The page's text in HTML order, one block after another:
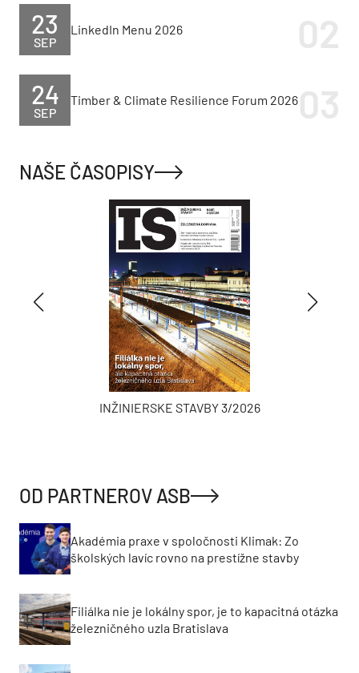
SEP
23 LinkedIn Menu 2026
SEP
24 Timber & Climate Resilience Forum 2026
NAŠE ČASOPISY
INŽINIERSKE STAVBY 3/2026
OD PARTNEROV ASB
Akadémia praxe v spoločnosti Klimak: Zo
školských lavíc rovno na prestížne stavby
Filiálka nie je lokálny spor, je to kapacitná otázka
železničného uzla Bratislava